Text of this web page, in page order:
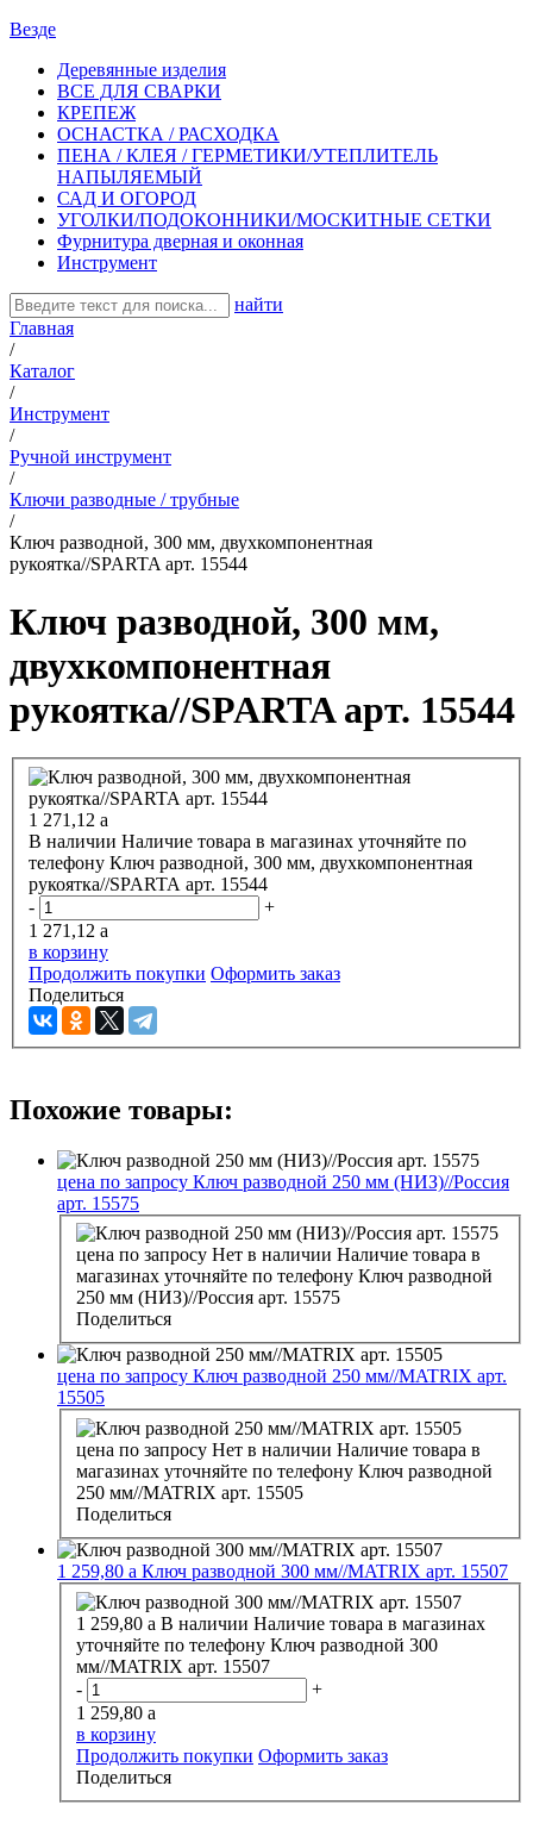
Везде
Деревянные изделия
ВСЕ ДЛЯ СВАРКИ
КРЕПЕЖ
ОСНАСТКА / РАСХОДКА
ПЕНА / КЛЕЯ / ГЕРМЕТИКИ/УТЕПЛИТЕЛЬ
НАПЫЛЯЕМЫЙ
САД И ОГОРОД
УГОЛКИ/ПОДОКОННИКИ/МОСКИТНЫЕ СЕТКИ
Фурнитура дверная и оконная
Инструмент
найти
Главная
/
Каталог
/
Инструмент
/
Ручной инструмент
/
Ключи разводные / трубные
/
Ключ разводной, 300 мм, двухкомпонентная
рукоятка//SPARTA арт. 15544
Ключ разводной, 300 мм,
двухкомпонентная
рукоятка//SPARTA арт. 15544
1 271,12 a
В наличии Наличие товара в магазинах уточняйте по
телефону Ключ разводной, 300 мм, двухкомпонентная
рукоятка//SPARTA арт. 15544
-
+
1 271,12 a
в корзину
Продолжить покупки Оформить заказ
Поделиться
Похожие товары:
цена по запросу Ключ разводной 250 мм (НИЗ)//Россия
арт. 15575
цена по запросу Нет в наличии Наличие товара в
магазинах уточняйте по телефону Ключ разводной
250 мм (НИЗ)//Россия арт. 15575
Поделиться
цена по запросу Ключ разводной 250 мм//MATRIX арт.
15505
цена по запросу Нет в наличии Наличие товара в
магазинах уточняйте по телефону Ключ разводной
250 мм//MATRIX арт. 15505
Поделиться
1 259,80 a Ключ разводной 300 мм//MATRIX арт. 15507
1 259,80 a В наличии Наличие товара в магазинах
уточняйте по телефону Ключ разводной 300
мм//MATRIX арт. 15507
-
+
1 259,80 a
в корзину
Продолжить покупки Оформить заказ
Поделиться